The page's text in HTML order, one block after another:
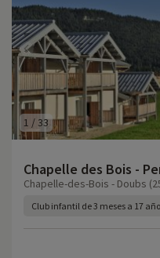
1 /33
Chapelle des Bois -
Chapelle-des-Bois - Doubs
Club infantil de 3 meses a 17